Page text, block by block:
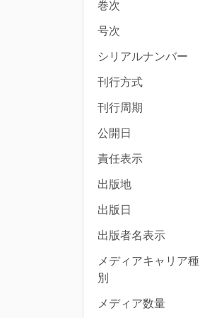
巻次
号次
シリアルナンバー
刊行方式
刊行周期
公開日
責任表示
出版地
出版日
出版者名表示
メディアキャリア種
別
メディア数量